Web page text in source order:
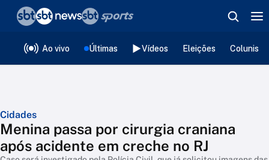
Ao vivo Últimas Vídeos Eleições
Cidades
Menina passa por cirurgia craniana
após acidente em creche no RJ
❮voltar
Editorias